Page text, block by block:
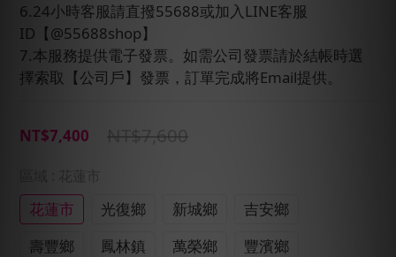
6.24小時客服請直撥55688或加入LINE客服
ID【@55688shop】
7.本服務提供電子發票。如需公司發票請於結帳時選
擇索取【公司戶】發票，訂單完成將Email提供。
NT$7,600
NT$7,400
花蓮市 光復鄉 新城鄉
吉安鄉
壽豐鄉
鳳林鎮 萬榮鄉
豐濱鄉